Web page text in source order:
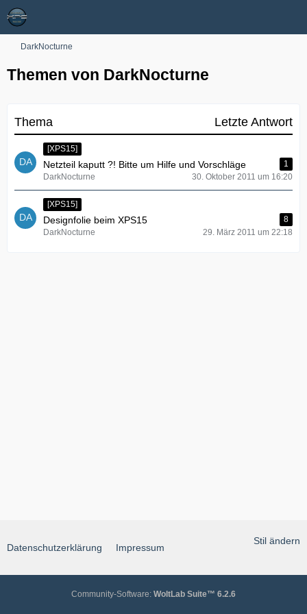
DarkNocturne
Themen von DarkNocturne
Thema Letzte Antwort
[XPS15]
Netzteil kaputt ?! Bitte um Hilfe und Vorschläge
1
DarkNocturne
30. Oktober 2011 um 16:20
[XPS15]
Designfolie beim XPS15
8
DarkNocturne
29. März 2011 um 22:18
Stil ändern
Datenschutzerklärung Impressum
Community-Software: WoltLab Suite™ 6.2.6